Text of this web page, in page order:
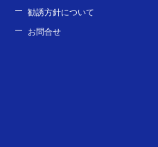
勧誘方針について
お問合せ